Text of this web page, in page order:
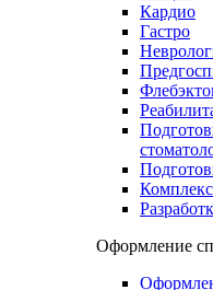
Кардио
Гастро
Оформление